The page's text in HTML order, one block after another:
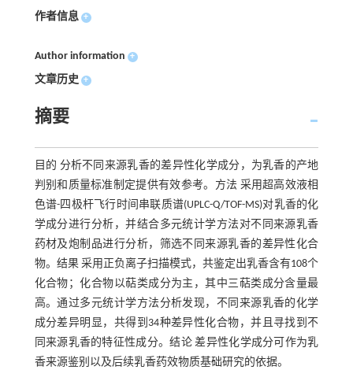
作者信息 +
Author information +
文章历史 +
摘要
目的 分析不同来源乳香的差异性化学成分，为乳香的产地
判别和质量标准制定提供有效参考。方法 采用超高效液相
色谱-四极杆飞行时间串联质谱(UPLC-Q/TOF-MS)对乳香的化
学成分进行分析，并结合多元统计学方法对不同来源乳香
药材及炮制品进行分析，筛选不同来源乳香的差异性化合
物。结果 采用正负离子扫描模式，共鉴定出乳香含有108个
化合物；化合物以萜类成分为主，其中三萜类成分含量最
高。通过多元统计学方法分析发现，不同来源乳香的化学
成分差异明显，共得到34种差异性化合物，并且寻找到不
同来源乳香的特征性成分。结论 差异性化学成分可作为乳
香来源鉴别以及后续乳香药效物质基础研究的依据。